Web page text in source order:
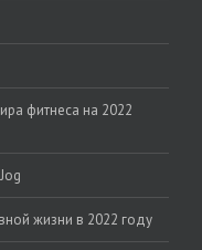
фитнеса на 2022
жизни в 2022 году